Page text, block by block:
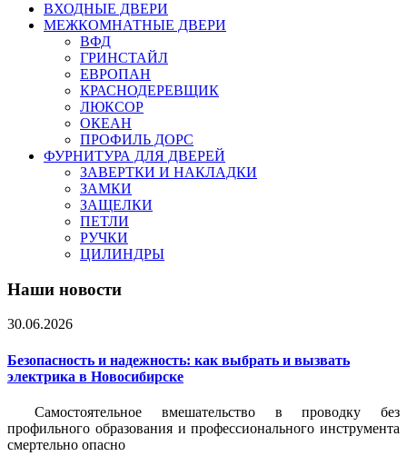
ВХОДНЫЕ ДВЕРИ
МЕЖКОМНАТНЫЕ ДВЕРИ
ВФД
ГРИНСТАЙЛ
ЕВРОПАН
КРАСНОДЕРЕВЩИК
ЛЮКСОР
ОКЕАН
ПРОФИЛЬ ДОРС
ФУРНИТУРА ДЛЯ ДВЕРЕЙ
ЗАВЕРТКИ И НАКЛАДКИ
ЗАМКИ
ЗАЩЕЛКИ
ПЕТЛИ
РУЧКИ
ЦИЛИНДРЫ
Наши новости
30.06.2026
Безопасность и надежность: как выбрать и вызвать
электрика в Новосибирске
Самостоятельное вмешательство в проводку без
профильного образования и профессионального инструмента
смертельно опасно